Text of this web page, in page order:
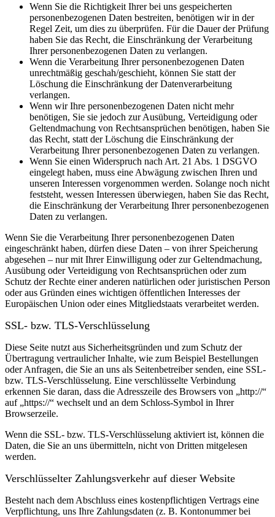
Wenn Sie die Richtigkeit Ihrer bei uns gespeicherten
personenbezogenen Daten bestreiten, benötigen wir in der
Regel Zeit, um dies zu überprüfen. Für die Dauer der Prüfung
haben Sie das Recht, die Einschränkung der Verarbeitung
Ihrer personenbezogenen Daten zu verlangen.
Wenn die Verarbeitung Ihrer personenbezogenen Daten
unrechtmäßig geschah/geschieht, können Sie statt der
Löschung die Einschränkung der Datenverarbeitung
verlangen.
Wenn wir Ihre personenbezogenen Daten nicht mehr
benötigen, Sie sie jedoch zur Ausübung, Verteidigung oder
Geltendmachung von Rechtsansprüchen benötigen, haben Sie
das Recht, statt der Löschung die Einschränkung der
Verarbeitung Ihrer personenbezogenen Daten zu verlangen.
Wenn Sie einen Widerspruch nach Art. 21 Abs. 1 DSGVO
eingelegt haben, muss eine Abwägung zwischen Ihren und
unseren Interessen vorgenommen werden. Solange noch nicht
feststeht, wessen Interessen überwiegen, haben Sie das Recht,
die Einschränkung der Verarbeitung Ihrer personenbezogenen
Daten zu verlangen.
Wenn Sie die Verarbeitung Ihrer personenbezogenen Daten
eingeschränkt haben, dürfen diese Daten – von ihrer Speicherung
abgesehen – nur mit Ihrer Einwilligung oder zur Geltendmachung,
Ausübung oder Verteidigung von Rechtsansprüchen oder zum
Schutz der Rechte einer anderen natürlichen oder juristischen Person
oder aus Gründen eines wichtigen öffentlichen Interesses der
Europäischen Union oder eines Mitgliedstaats verarbeitet werden.
SSL- bzw. TLS-Verschlüsselung
Diese Seite nutzt aus Sicherheitsgründen und zum Schutz der
Übertragung vertraulicher Inhalte, wie zum Beispiel Bestellungen
oder Anfragen, die Sie an uns als Seitenbetreiber senden, eine SSL-
bzw. TLS-Verschlüsselung. Eine verschlüsselte Verbindung
erkennen Sie daran, dass die Adresszeile des Browsers von „http://“
auf „https://“ wechselt und an dem Schloss-Symbol in Ihrer
Browserzeile.
Wenn die SSL- bzw. TLS-Verschlüsselung aktiviert ist, können die
Daten, die Sie an uns übermitteln, nicht von Dritten mitgelesen
werden.
Verschlüsselter Zahlungsverkehr auf dieser Website
Besteht nach dem Abschluss eines kostenpflichtigen Vertrags eine
Verpflichtung, uns Ihre Zahlungsdaten (z. B. Kontonummer bei